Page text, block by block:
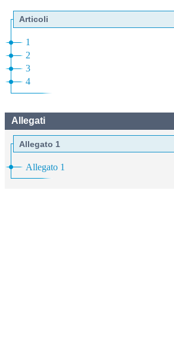
Articoli
1
2
3
4
Allegati
Allegato 1
Allegato 1